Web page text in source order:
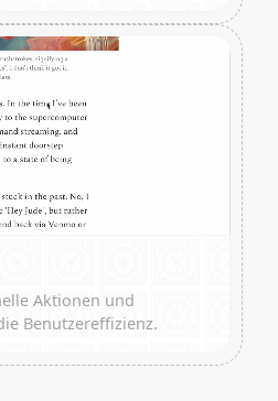
Aktionen und
Benutzereffizienz.